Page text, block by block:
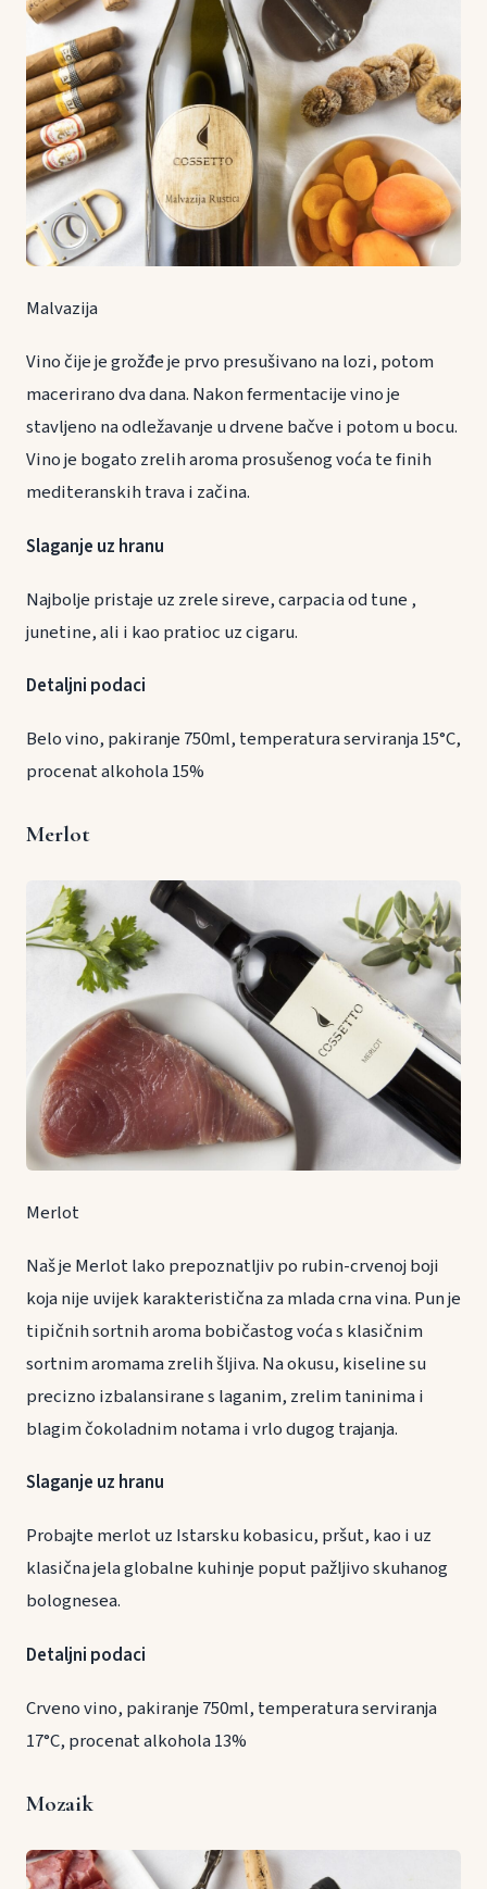
Malvazija
Vino čije je grožđe je prvo presušivano na lozi, potom
macerirano dva dana. Nakon fermentacije vino je
stavljeno na odležavanje u drvene bačve i potom u bocu.
Vino je bogato zrelih aroma prosušenog voća te finih
mediteranskih trava i začina.
Slaganje uz hranu
Najbolje pristaje uz zrele sireve, carpacia od tune ,
junetine, ali i kao pratioc uz cigaru.
Detaljni podaci
Belo vino, pakiranje 750ml, temperatura serviranja 15°C,
procenat alkohola 15%
Merlot
Merlot
Naš je Merlot lako prepoznatljiv po rubin-crvenoj boji
koja nije uvijek karakteristična za mlada crna vina. Pun je
tipičnih sortnih aroma bobičastog voća s klasičnim
sortnim aromama zrelih šljiva. Na okusu, kiseline su
precizno izbalansirane s laganim, zrelim taninima i
blagim čokoladnim notama i vrlo dugog trajanja.
Slaganje uz hranu
Probajte merlot uz Istarsku kobasicu, pršut, kao i uz
klasična jela globalne kuhinje poput pažljivo skuhanog
bolognesea.
Detaljni podaci
Crveno vino, pakiranje 750ml, temperatura serviranja
17°C, procenat alkohola 13%
Mozaik